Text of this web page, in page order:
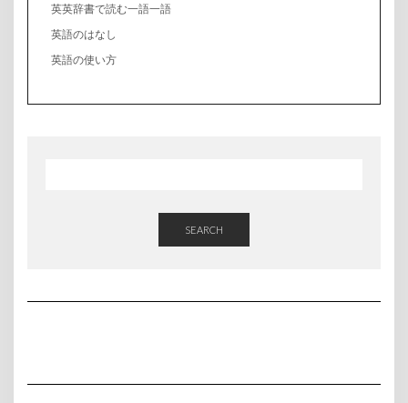
英英辞書で読む一語一語
英語のはなし
英語の使い方
SEARCH